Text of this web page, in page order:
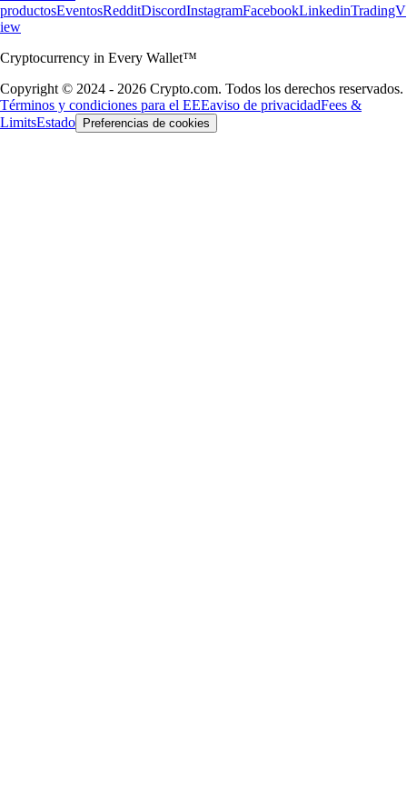
productosEventosRedditDiscordInstagramFacebookLinkedinTradingV
iew
Cryptocurrency in Every Wallet™
Copyright © 2024 - 2026 Crypto.com. Todos los derechos reservados.
Términos y condiciones para el EEEaviso de privacidadFees &
LimitsEstado Preferencias de cookies